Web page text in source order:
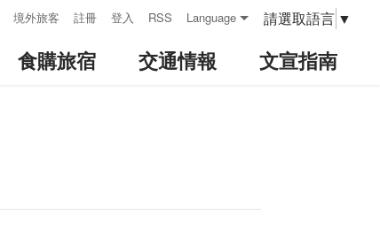
境外旅客 註冊 登入 RSS Language 請選取語言 ▼
食購旅宿 交通情報 文宣指南